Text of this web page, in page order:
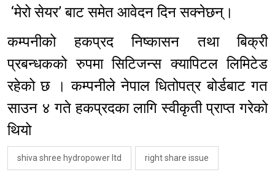
‘मेरो सेयर’ बाट समेत आवेदन दिन सक्नेछन्।
कम्पनीको हकप्रद निष्कासन तथा बिक्री
प्रबन्धकको रुपमा सिटिजन्स क्यापिटल लिमिटेड
रहेको छ । कम्पनीले नेपाल धितोपत्र बोर्डबाट गत
साउन ४ गते हकप्रदका लागि स्वीकृती प्राप्त गरेको
थियो
shiva shree hydropower ltd right share issue